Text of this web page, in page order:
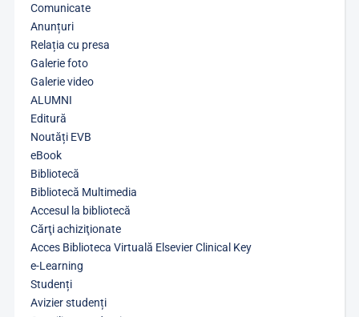
Comunicate
Anunțuri
Relația cu presa
Galerie foto
Galerie video
ALUMNI
Editură
Noutăți EVB
eBook
Bibliotecă
Bibliotecă Multimedia
Accesul la bibliotecă
Cărţi achiziţionate
Acces Biblioteca Virtuală Elsevier Clinical Key
e-Learning
Studenți
Avizier studenți